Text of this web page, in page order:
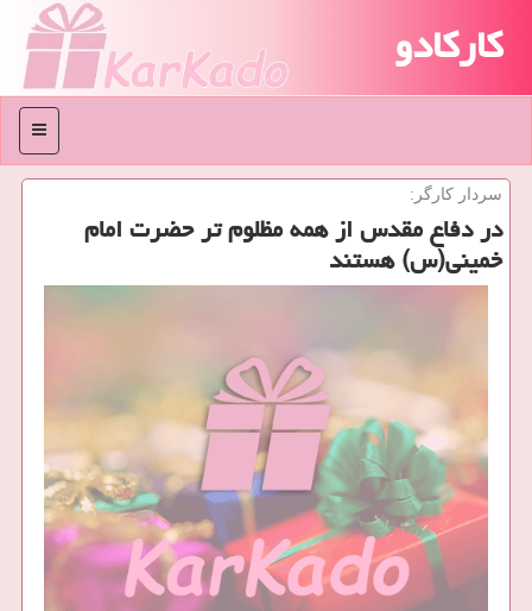
کارکادو
منو
سردار كارگر:
در دفاع مقدس از همه مظلوم تر حضرت امام
خمینی(س) هستند